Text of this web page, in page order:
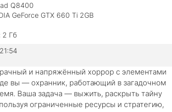
Q8400
GeForce GTX 660 Ti 2GB
2 Гб
и напряжённый хоррор с элементами
вы — охранник, работающий в загадочном
Ваша задача — выжить, раскрыть тайну
ограниченные ресурсы и стратегию,